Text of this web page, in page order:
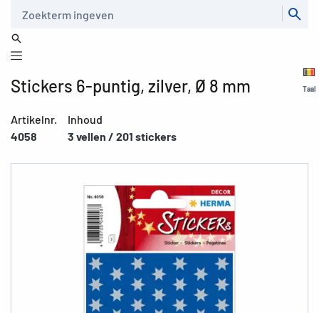
Taal
Stickers 6-puntig, zilver, Ø 8 mm
Artikelnr.
4058
Inhoud
3 vellen / 201 stickers